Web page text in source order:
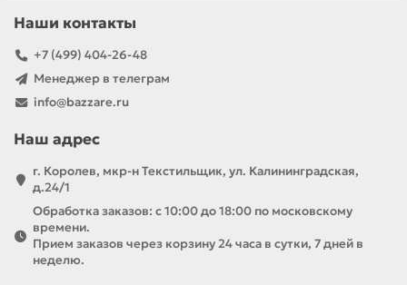
Наши контакты
+7 (499) 404-26-48
Менеджер в телеграм
info@bazzare.ru
Наш адрес
г. Королев, мкр-н Текстильщик, ул. Калининградская,
д.24/1
Обработка заказов: с 10:00 до 18:00 по московскому
времени.
Прием заказов через корзину 24 часа в сутки, 7 дней в
неделю.